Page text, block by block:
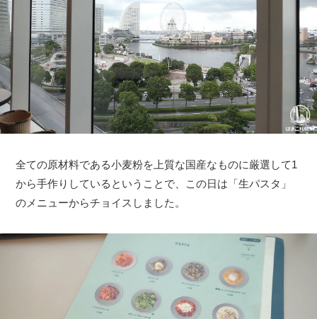
全ての原材料である小麦粉を上質な国産なものに厳選して1
から手作りしているということで、この日は「生パスタ」
のメニューからチョイスしました。